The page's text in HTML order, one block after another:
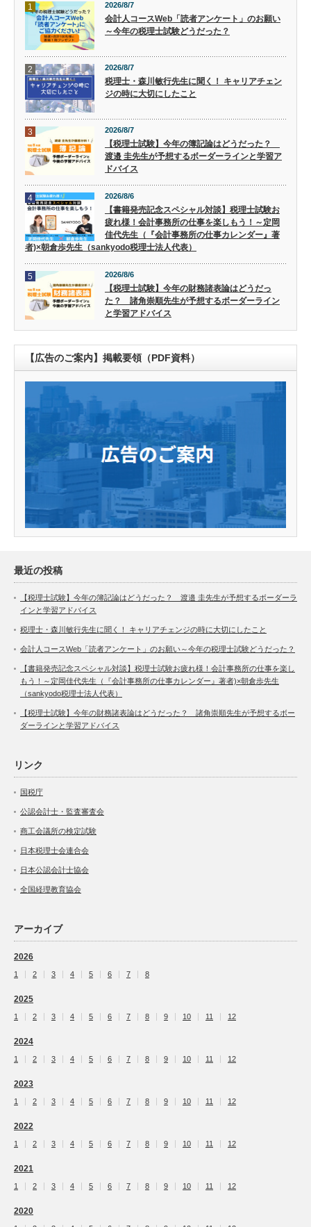
1 2026/8/7
会計人コースWeb「読者アンケート」のお願い
～今年の税理士試験どうだった？
2 2026/8/7
税理士・森川敏行先生に聞く！ キャリアチェン
ジの時に大切にしたこと
3 2026/8/7
【税理士試験】今年の簿記論はどうだった？
渡邉 圭先生が予想するボーダーラインと学習ア
ドバイス
4 2026/8/6
【書籍発売記念スペシャル対談】税理士試験お
疲れ様！会計事務所の仕事を楽しもう！～定岡
佳代先生（『会計事務所の仕事カレンダー』著
者)×朝倉歩先生（sankyodo税理士法人代表）
5 2026/8/6
【税理士試験】今年の財務諸表論はどうだっ
た？ 諸角崇順先生が予想するボーダーライン
と学習アドバイス
【広告のご案内】掲載要領（PDF資料）
最近の投稿
【税理士試験】今年の簿記論はどうだった？ 渡邉 圭先生が予想するボーダーラ
インと学習アドバイス
税理士・森川敏行先生に聞く！ キャリアチェンジの時に大切にしたこと
会計人コースWeb「読者アンケート」のお願い～今年の税理士試験どうだった？
【書籍発売記念スペシャル対談】税理士試験お疲れ様！会計事務所の仕事を楽し
もう！～定岡佳代先生（『会計事務所の仕事カレンダー』著者)×朝倉歩先生
（sankyodo税理士法人代表）
【税理士試験】今年の財務諸表論はどうだった？ 諸角崇順先生が予想するボー
ダーラインと学習アドバイス
リンク
国税庁
公認会計士・監査審査会
商工会議所の検定試験
日本税理士会連合会
日本公認会計士協会
全国経理教育協会
アーカイブ
2026
1 2 3 4 5 6 7 8
2025
1 2 3 4 5 6 7 8 9 10 11 12
2024
1 2 3 4 5 6 7 8 9 10 11 12
2023
1 2 3 4 5 6 7 8 9 10 11 12
2022
1 2 3 4 5 6 7 8 9 10 11 12
2021
1 2 3 4 5 6 7 8 9 10 11 12
2020